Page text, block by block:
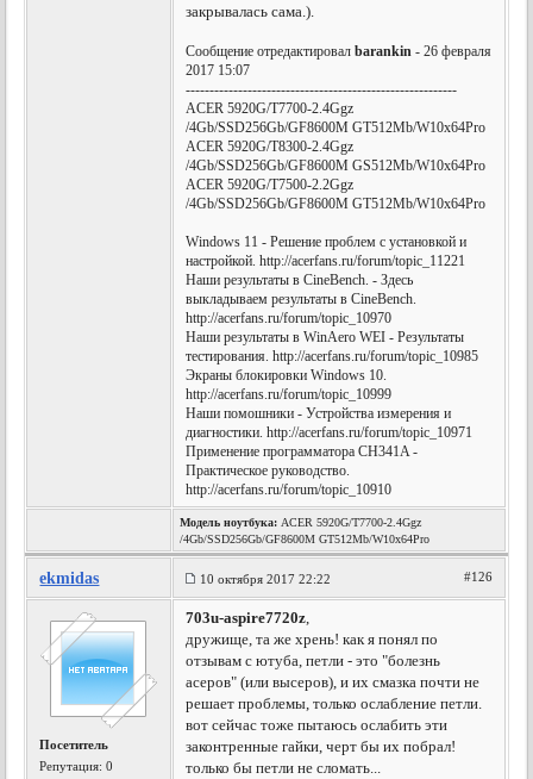
закрывалась сама.).
Сообщение отредактировалbarankin - 26 февраля
2017 15:07
---------------------------------------------------------
ACER 5920G/T7700-2.4Ggz
/4Gb/SSD256Gb/GF8600M GT512Mb/W10x64Pro
ACER 5920G/T8300-2.4Ggz
/4Gb/SSD256Gb/GF8600M GS512Mb/W10x64Pro
ACER 5920G/T7500-2.2Ggz
/4Gb/SSD256Gb/GF8600M GT512Mb/W10x64Pro
Windows 11 - Решение проблем с установкой и
настройкой. http://acerfans.ru/forum/topic_11221
Наши результаты в CineBench. - Здесь
выкладываем результаты в CineBench.
http://acerfans.ru/forum/topic_10970
Наши результаты в WinAero WEI - Результаты
тестирования. http://acerfans.ru/forum/topic_10985
Экраны блокировки Windows 10.
http://acerfans.ru/forum/topic_10999
Наши помошники - Устройства измерения и
диагностики. http://acerfans.ru/forum/topic_10971
Применение программатора CH341A -
Практическое руководство.
http://acerfans.ru/forum/topic_10910
Модель ноутбука: ACER 5920G/T7700-2.4Ggz
/4Gb/SSD256Gb/GF8600M GT512Mb/W10x64Pro
ekmidas 10 октября 2017 22:22 #126
Посетитель
Репутация:0
703u-aspire7720z,
дружище, та же хрень! как я понял по
отзывам с ютуба, петли - это "болезнь
асеров" (или высеров), и их смазка почти не
решает проблемы, только ослабление петли.
вот сейчас тоже пытаюсь ослабить эти
законтренные гайки, черт бы их побрал!
только бы петли не сломать...